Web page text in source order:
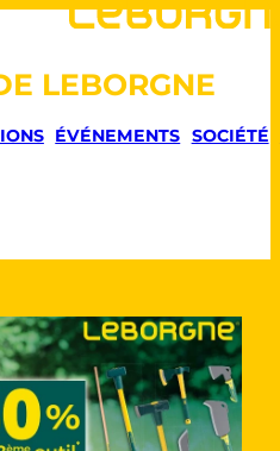
LEBORGNE
ÉVÉNEMENTS SOCIÉTÉ